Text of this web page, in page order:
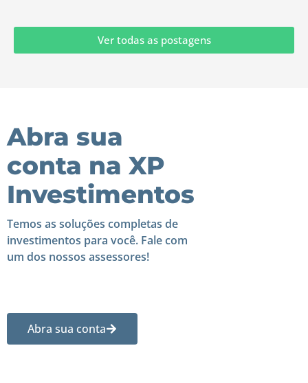
Ver todas as postagens
Abra sua
conta na XP
Investimentos
Temos as soluções completas de
investimentos para você. Fale com
um dos nossos assessores!
Abra sua conta